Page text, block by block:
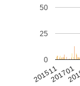
201511201701
0
25
50